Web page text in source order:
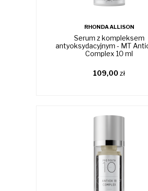
RHONDA ALLISON
Serum z kompleksem
antyoksydacyjnym - MT
Complex 10 ml
109,00zł